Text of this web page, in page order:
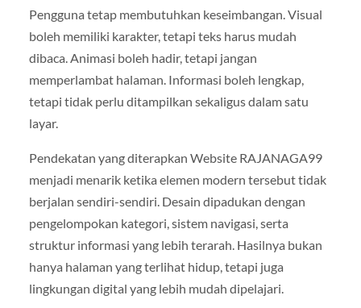
Pengguna tetap membutuhkan keseimbangan. Visual
boleh memiliki karakter, tetapi teks harus mudah
dibaca. Animasi boleh hadir, tetapi jangan
memperlambat halaman. Informasi boleh lengkap,
tetapi tidak perlu ditampilkan sekaligus dalam satu
layar.
Pendekatan yang diterapkan Website RAJANAGA99
menjadi menarik ketika elemen modern tersebut tidak
berjalan sendiri-sendiri. Desain dipadukan dengan
pengelompokan kategori, sistem navigasi, serta
struktur informasi yang lebih terarah. Hasilnya bukan
hanya halaman yang terlihat hidup, tetapi juga
lingkungan digital yang lebih mudah dipelajari.